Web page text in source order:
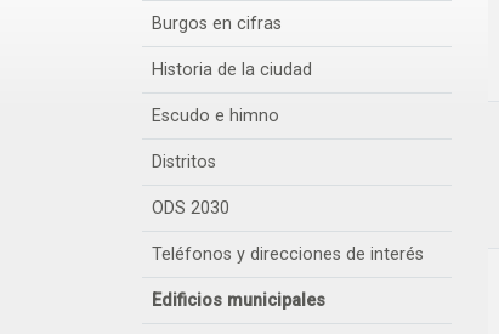
Burgos en cifras
Historia de la ciudad
Escudo e himno
Distritos
ODS 2030
Teléfonos y direcciones de interés
Edificios municipales